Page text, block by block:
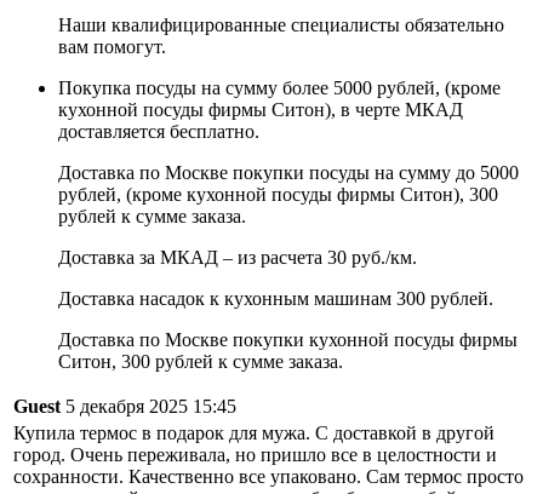
Наши квалифицированные специалисты обязательно
вам помогут.
Покупка посуды на сумму более 5000 рублей, (кроме
кухонной посуды фирмы Ситон), в черте МКАД
доставляется бесплатно.
Доставка по Москве покупки посуды на сумму до 5000
рублей, (кроме кухонной посуды фирмы Ситон), 300
рублей к сумме заказа.
Доставка за МКАД – из расчета 30 руб./км.
Доставка насадок к кухонным машинам 300 рублей.
Доставка по Москве покупки кухонной посуды фирмы
Ситон, 300 рублей к сумме заказа.
Guest 5 декабря 2025 15:45
Купила термос в подарок для мужа. С доставкой в другой
город. Очень переживала, но пришло все в целостности и
сохранности. Качественно все упаковано. Сам термос просто